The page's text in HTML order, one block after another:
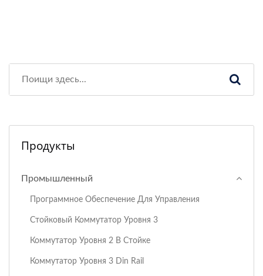
Продукты
Промышленный
Программное Обеспечение Для Управления
Стойковый Коммутатор Уровня 3
Коммутатор Уровня 2 В Стойке
Коммутатор Уровня 3 Din Rail